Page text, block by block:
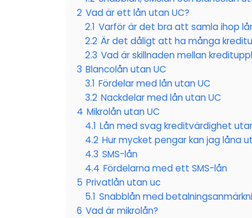
2 Vad är ett lån utan UC?
2.1 Varför är det bra att samla ihop
2.2 Är det dåligt att ha många
2.3 Vad är skillnaden mellan
3 Blancolån utan UC
3.1 Fördelar med lån utan UC
3.2 Nackdelar med lån utan UC
4 Mikrolån utan UC
4.1 Lån med svag kreditvärdighet
4.2 Hur mycket pengar kan jag låna
4.3 SMS-lån
4.4 Fördelarna med ett SMS-lån
5 Privatlån utan uc
5.1 Snabblån med
6 Vad är mikrolån?